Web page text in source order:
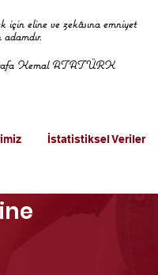
için eline ve zekâsına emniyet
Kemal ATATÜRK
İstatistiksel Veriler